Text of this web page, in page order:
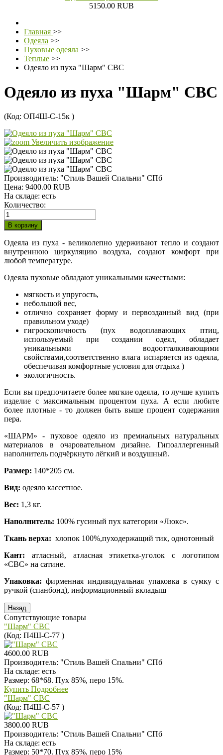
5150.00 RUB
Главная >>
Одеяла >>
Пуховые одеяла >>
Теплые >>
Одеяло из пуха "Шарм" СВС
Одеяло из пуха "Шарм" СВС
(Код: ОП4Ш-С-15к )
Увеличить изображение
Производитель: "Стиль Вашей Спальни" СПб
Цена: 9400.00 RUB
На складе: есть
Количество:
Одеяла из пуха - великолепно удерживают тепло и создают
внутреннюю циркуляцию воздуха, создают комфорт при
любой температуре.
Одеяла пуховые обладают уникальными качествами:
мягкость и упругость,
небольшой вес,
отлично сохраняет форму и первозданный вид (при
правильном уходе)
гигроскопичность (пух водоплавающих птиц,
используемый при создании одеял, обладает
уникальными водоотталкивающими
свойствами,соответственно влага испаряется из одеяла,
обеспечивая комфортные условия для отдыха )
экологичность.
Если вы предпочитаете более мягкие одеяла, то лучше купить
изделие с максимальным процентом пуха. А если любите
более плотные - то должен быть выше процент содержания
пера.
«ШАРМ» - пуховое одеяло из премиальных натуральных
материалов в очаровательном дизайне. Гипоаллергенный
наполнитель подчёркнуто лёгкий и воздушный.
Размер: 140*205 см.
Вид: одеяло кассетное.
Вес: 1,3 кг.
Наполнитель: 100% гусиный пух категории «Люкс».
Ткань верха: хлопок 100%,пуходержащий тик, однотонный
Кант: атласный, атласная этикетка-уголок с логотипом
«СВС» на сатине.
Упаковка: фирменная индивидуальная упаковка в сумку с
ручкой (спанбонд), информационный вкладыш
Сопутствующие товары
"Шарм" СВС
(Код: П4Ш-С-77 )
4600.00 RUB
Производитель: "Стиль Вашей Спальни" СПб
На складе: есть
Размер: 68*68. Пух 85%, перо 15%.
Купить Подробнее
"Шарм" СВС
(Код: П4Ш-С-57 )
3800.00 RUB
Производитель: "Стиль Вашей Спальни" СПб
На складе: есть
Размер: 50*70. Пух 85%, перо 15%